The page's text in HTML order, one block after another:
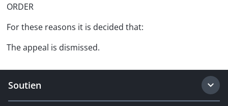
ORDER
For these reasons it is decided that:
The appeal is dismissed.
Soutien